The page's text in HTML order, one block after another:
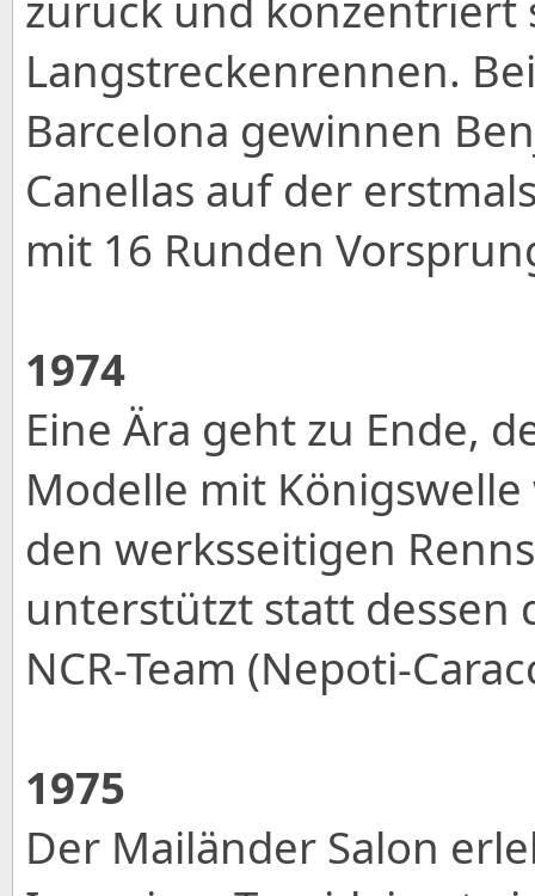
Langstreckenrennen.
Barcelona gewinnen
Canellas auf der
mit 16 Runden
1974
Eine Ära geht zu Ende,
Modelle mit
den werksseitigen
unterstützt statt dessen
NCR-Team (Nepoti-
1975
Der Mailänder Salon